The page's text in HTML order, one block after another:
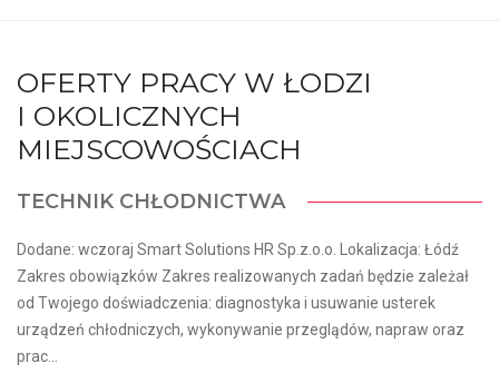
OFERTY PRACY W ŁODZI
I OKOLICZNYCH
MIEJSCOWOŚCIACH
TECHNIK CHŁODNICTWA
Dodane: wczoraj Smart Solutions HR Sp.z.o.o. Lokalizacja: Łódź
Zakres obowiązków Zakres realizowanych zadań będzie zależał
od Twojego doświadczenia: diagnostyka i usuwanie usterek
urządzeń chłodniczych, wykonywanie przeglądów, napraw oraz
prac...